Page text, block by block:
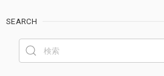
SEARCH